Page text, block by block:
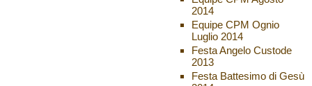
2014
Equipe CPM Ognio
Luglio 2014
Festa Angelo Custode
2013
Festa Battesimo di Gesù